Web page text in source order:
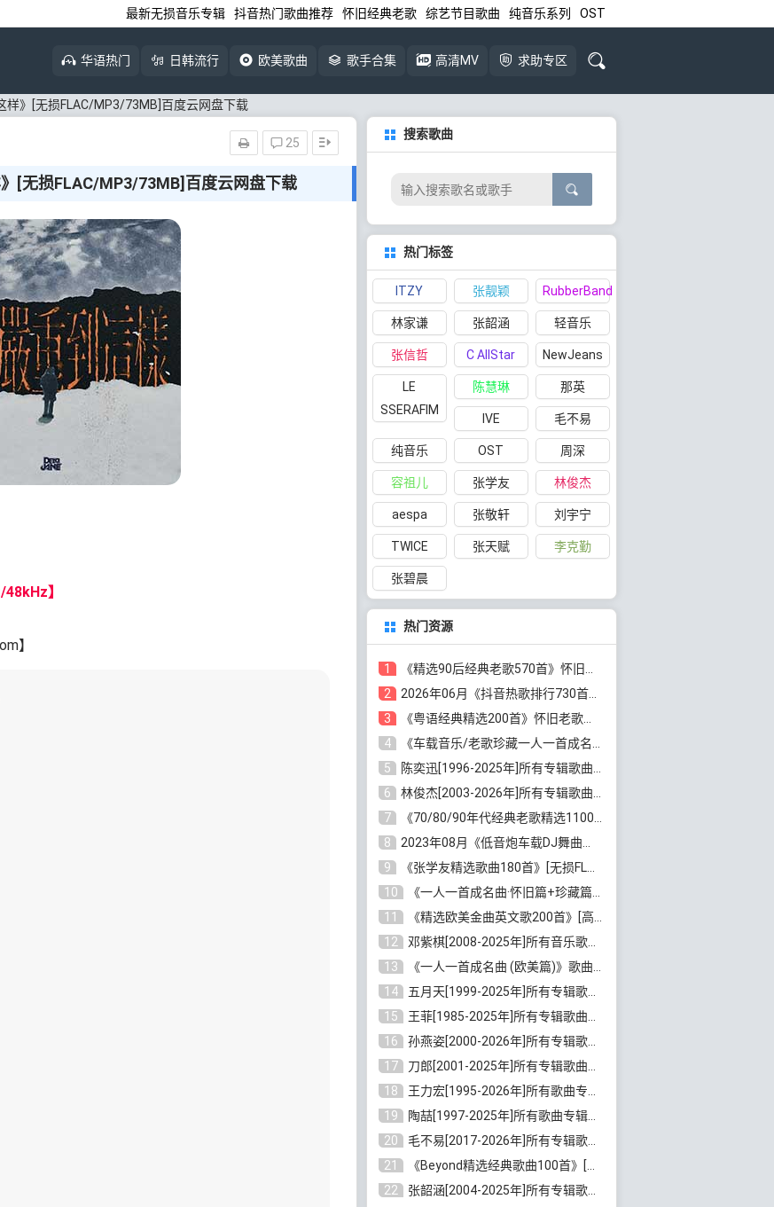
最新无损音乐专辑 抖音热门歌曲推荐 怀旧经典老歌 综艺节目歌曲 纯音乐系列 OST
华语热门 日韩流行 欧美歌曲 歌手合集 高清MV 求助专区
样》[无损FLAC/MP3/73MB]百度云网盘下载
[无损FLAC/MP3/73MB]百度云网盘下载
25
48kHz】
】
搜索歌曲
热门标签
ITZY 张靓颖 RubberBand
林家谦 张韶涵 轻音乐
张信哲 C AllStar NewJeans
LE
SSERAFIM
陈慧琳 那英
IVE 毛不易
纯音乐 OST 周深
容祖儿 张学友 林俊杰
aespa 张敬轩 刘宇宁
TWICE 张天赋 李克勤
张碧晨
热门资源
1
《精选90后经典老歌570首》怀旧歌曲合集[高品质MP3/320K/5.44GB]百度云网盘下载
2
2026年06月《抖音热歌排行730首》最火热门歌曲整理[高品质MP3/320K/5.35GB]百度云网盘下载
3
《粤语经典精选200首》怀旧老歌大全[无损FLAC/MP3/6.77GB]百度云网盘下载
4
《车载音乐/老歌珍藏一人一首成名曲12CD》[无损WAV分轨+MP3/6.79GB]百度云网盘下载
5
陈奕迅[1996-2025年]所有专辑歌曲合集[无损FLAC/MP3/48.18GB]百度云网盘下载
6
林俊杰[2003-2026年]所有专辑歌曲全集[无损FLAC/MP3/13.05GB]百度云网盘下载
7
《70/80/90年代经典老歌精选1100首》[高品质MP3/320K/10GB]百度云网盘下载
8
2023年08月《低音炮车载DJ舞曲排行360首》劲爆歌曲合集[高品质MP3/320K/2.86GB]百度云网盘下载
9
《张学友精选歌曲180首》[无损FLAC/MP3/6.26GB]百度云网盘下载
10
《一人一首成名曲·怀旧篇+珍藏篇4CD》[无损WAV/DTS+高品质MP3/6.88GB]百度云网盘下载
11
《精选欧美金曲英文歌200首》[高品质MP3/320K/1.81GB]百度云网盘下载
12
邓紫棋[2008-2025年]所有音乐歌曲合集[无损FLAC/MP3/8.99GB]百度云网盘下载
13
《一人一首成名曲 (欧美篇)》歌曲合集打包[无损WAV/MP3/6.13GB]百度云网盘下载
14
五月天[1999-2025年]所有专辑歌曲合集打包[无损FLAC/MP3/23.84GB]百度云网盘下载
15
王菲[1985-2025年]所有专辑歌曲合集[无损FLAC/WAV/APE分轨+MP3/23.06GB]百度云网盘下载
16
孙燕姿[2000-2026年]所有专辑歌曲合集[无损FLAC/MP3/9.73GB]百度云网盘下载
17
刀郎[2001-2025年]所有专辑歌曲合集打包[无损FLAC/MP3/8.91GB]百度云网盘下载
18
王力宏[1995-2026年]所有歌曲专辑合集[无损FLAC/MP3/14.41GB]百度云网盘下载
19
陶喆[1997-2025年]所有歌曲专辑合集[无损FLAC/MP3/7.75GB]百度云网盘下载
20
毛不易[2017-2026年]所有专辑歌曲合集[无损FLAC/MP3/5.72GB]百度云网盘下载
21
《Beyond精选经典歌曲100首》[无损FLAC/MP3/3.85GB]百度云网盘下载
22
张韶涵[2004-2025年]所有专辑歌曲合集 [无损MP3/FLAC/7.5GB]百度云网盘下载